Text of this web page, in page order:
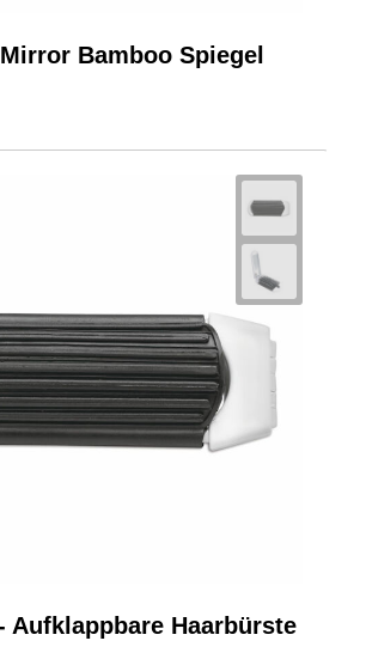
Bamboo Spiegel
Aufklappbare Haarbürste